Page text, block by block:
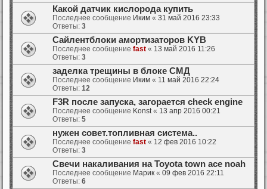
Какой датчик кислорода купить
Последнее сообщение Иким « 31 май 2016 23:33
Ответы: 3
Сайлентблоки амортизаторов KYB
Последнее сообщение fast « 13 май 2016 11:26
Ответы: 3
заделка трещины в блоке СМД
Последнее сообщение Иким « 11 май 2016 22:24
Ответы: 12
F3R после запуска, загорается check engine
Последнее сообщение Konst« 13 апр 2016 00:21
Ответы: 5
нужен совет.топливная система..
Последнее сообщение fast « 12 фев 2016 10:22
Ответы: 3
Свечи накаливания на Toyota town ace noah
Последнее сообщение Марик « 09 фев 2016 22:11
Ответы: 6